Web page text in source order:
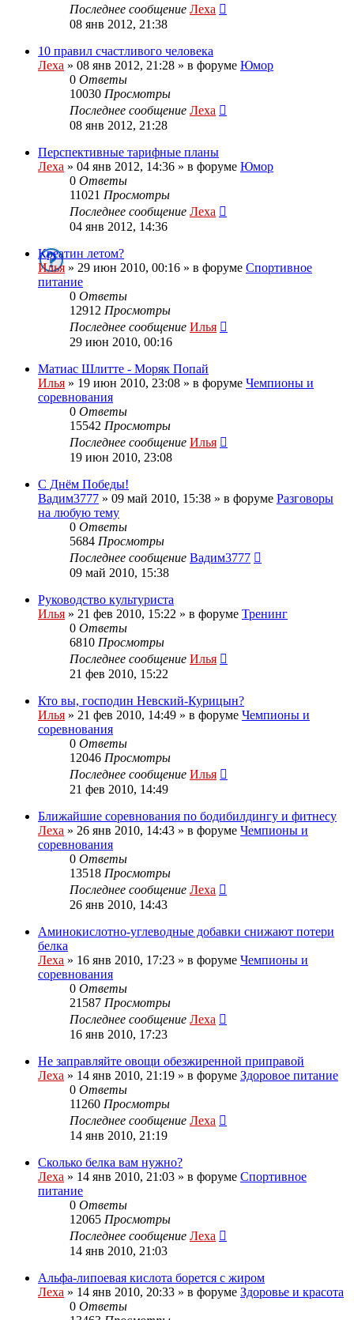
Последнее сообщение Леха
08 янв 2012, 21:38
10 правил счастливого человека
Леха » 08 янв 2012, 21:28 » в форуме Юмор
0 Ответы
10030 Просмотры
Последнее сообщение Леха
08 янв 2012, 21:28
Перспективные тарифные планы
Леха » 04 янв 2012, 14:36 » в форуме Юмор
0 Ответы
11021 Просмотры
Последнее сообщение Леха
04 янв 2012, 14:36
Креатин летом?
Илья » 29 июн 2010, 00:16 » в форуме Спортивное
питание
0 Ответы
12912 Просмотры
Последнее сообщение Илья
29 июн 2010, 00:16
Матиас Шлитте - Моряк Попай
Илья » 19 июн 2010, 23:08 » в форуме Чемпионы и
соревнования
0 Ответы
15542 Просмотры
Последнее сообщение Илья
19 июн 2010, 23:08
С Днём Победы!
Вадим3777 » 09 май 2010, 15:38 » в форуме Разговоры
на любую тему
0 Ответы
5684 Просмотры
Последнее сообщение Вадим3777
09 май 2010, 15:38
Руководство культуриста
Илья » 21 фев 2010, 15:22 » в форуме Тренинг
0 Ответы
6810 Просмотры
Последнее сообщение Илья
21 фев 2010, 15:22
Кто вы, господин Невский-Курицын?
Илья » 21 фев 2010, 14:49 » в форуме Чемпионы и
соревнования
0 Ответы
12046 Просмотры
Последнее сообщение Илья
21 фев 2010, 14:49
Ближайшие соревнования по бодибилдингу и фитнесу
Леха » 26 янв 2010, 14:43 » в форуме Чемпионы и
соревнования
0 Ответы
13518 Просмотры
Последнее сообщение Леха
26 янв 2010, 14:43
Аминокислотно-углеводные добавки снижают потери
белка
Леха » 16 янв 2010, 17:23 » в форуме Чемпионы и
соревнования
0 Ответы
21587 Просмотры
Последнее сообщение Леха
16 янв 2010, 17:23
Не заправляйте овощи обезжиренной приправой
Леха » 14 янв 2010, 21:19 » в форуме Здоровое питание
0 Ответы
11260 Просмотры
Последнее сообщение Леха
14 янв 2010, 21:19
Сколько белка вам нужно?
Леха » 14 янв 2010, 21:03 » в форуме Спортивное
питание
0 Ответы
12065 Просмотры
Последнее сообщение Леха
14 янв 2010, 21:03
Альфа-липоевая кислота борется с жиром
Леха » 14 янв 2010, 20:33 » в форуме Здоровье и красота
0 Ответы